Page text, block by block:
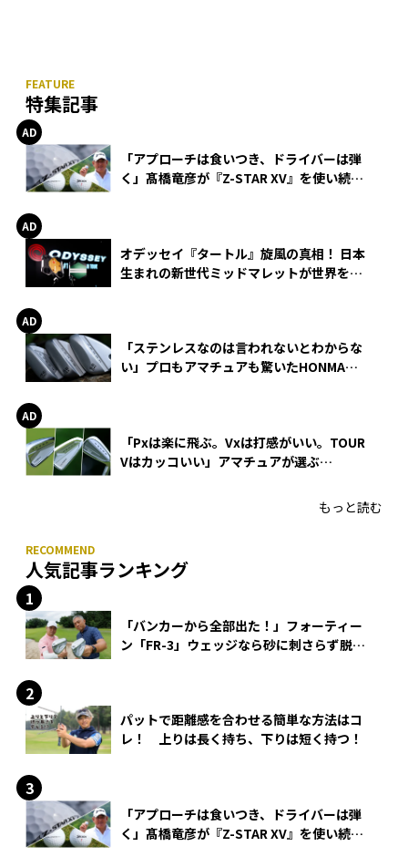
特集記事
「アプローチは食いつき、ドライバーは弾
く」髙橋竜彦が『Z-STAR XV』を使い続け
オデッセイ『タートル』旋風の真相！ 日本
生まれの新世代ミッドマレットが世界を席
「ステンレスなのは言われないとわからな
い」プロもアマチュアも驚いたHONMA
「Pxは楽に飛ぶ。Vxは打感がいい。TOUR
Vはカッコいい」アマチュアが選ぶ
もっと読む
人気記事ランキング
「バンカーから全部出た！」フォーティー
ン「FR-3」ウェッジなら砂に刺さらず脱出
パットで距離感を合わせる簡単な方法はコ
レ！ 上りは長く持ち、下りは短く持つ！
「アプローチは食いつき、ドライバーは弾
く」髙橋竜彦が『Z-STAR XV』を使い続け